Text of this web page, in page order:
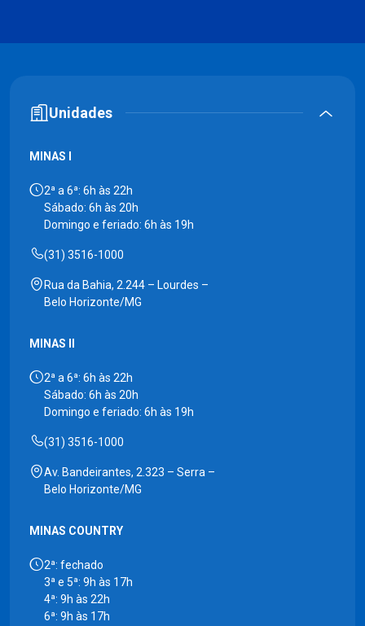
Unidades
MINAS I
2ª a 6ª: 6h às 22h
Sábado: 6h às 20h
Domingo e feriado: 6h às 19h
(31) 3516-1000
Rua da Bahia, 2.244 – Lourdes –
Belo Horizonte/MG
MINAS II
2ª a 6ª: 6h às 22h
Sábado: 6h às 20h
Domingo e feriado: 6h às 19h
(31) 3516-1000
Av. Bandeirantes, 2.323 – Serra –
Belo Horizonte/MG
MINAS COUNTRY
2ª: fechado
3ª e 5ª: 9h às 17h
4ª: 9h às 22h
6ª: 9h às 17h